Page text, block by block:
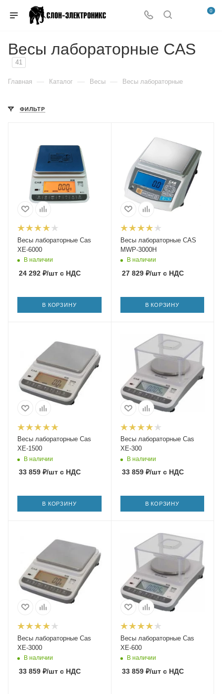
0
Весы лабораторные CAS
41
Главная — Каталог — Весы — Весы лабораторные
ФИЛЬТР
Весы лабораторные Cas
XE-6000
В наличии
24 292 ₽/шт с НДС
В КОРЗИНУ
Весы лабораторные CAS
MWP-3000H
В наличии
27 829₽/штс НДС
В КОРЗИНУ
Весы лабораторные Cas
XE-1500
В наличии
33 859 ₽/шт с НДС
В КОРЗИНУ
Весы лабораторные Cas
XE-300
В наличии
33 859₽/штс НДС
В КОРЗИНУ
Весы лабораторные Cas
XE-3000
В наличии
33 859 ₽/шт с НДС
Весы лабораторные Cas
XE-600
В наличии
33 859₽/штс НДС